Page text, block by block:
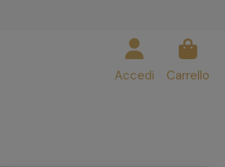
Accedi Carrello